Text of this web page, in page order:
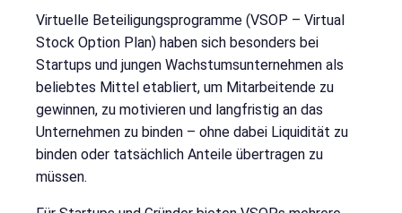
Virtuelle Beteiligungsprogramme (VSOP – Virtual
Stock Option Plan) haben sich besonders bei
Startups und jungen Wachstumsunternehmen als
beliebtes Mittel etabliert, um Mitarbeitende zu
gewinnen, zu motivieren und langfristig an das
Unternehmen zu binden – ohne dabei Liquidität zu
binden oder tatsächlich Anteile übertragen zu
müssen.